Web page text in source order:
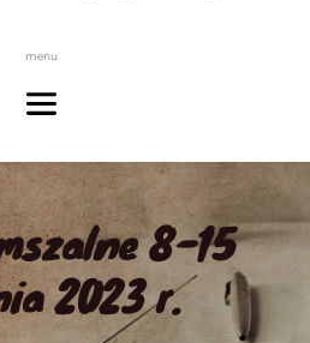
menu
8-15
2023 r.